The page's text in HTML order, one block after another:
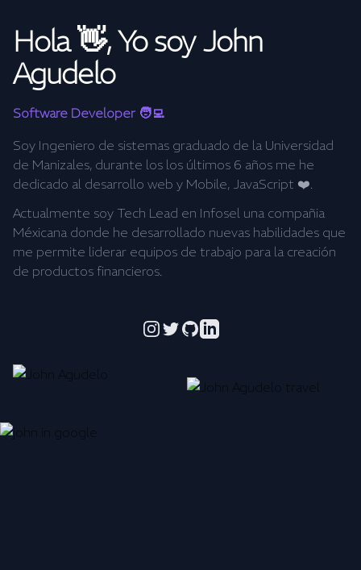
Hola 👋, Yo soy John
Agudelo
Software Developer 🧑‍💻
Soy Ingeniero de sistemas graduado de la Universidad
de Manizales, durante los los últimos 6 años me he
dedicado al desarrollo web y Mobile, JavaScript ❤️.
Actualmente soy Tech Lead en Infosel una compañia
Méxicana donde he desarrollado nuevas habilidades que
me permite liderar equipos de trabajo para la creación
de productos financieros.
Instagram
Twitter
GitHubLinkedin